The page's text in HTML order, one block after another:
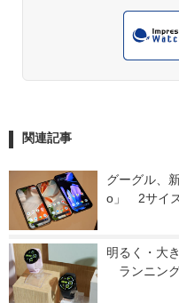
関連記事
グーグル、
o」　2サイ
明るく・大
ランニン